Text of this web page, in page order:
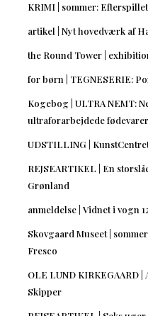
KRIMI | sommer: Efterspillet
artikel | Nyt hovedværk af
the Round Tower |
for børn | TEGNESERIE:
Kogebog | ULTRA NEMT:
ultraforarbejdede fødevarer
UDSTILLING |
REJSEARTIKEL | En
Grønland
anmeldelse | Vidnet i vogn
Skovgaard Museet |
Fresco
OLE LUND KIRKEGAARD
Skipper